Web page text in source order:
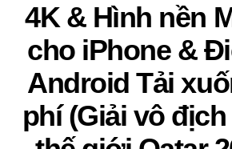
4K & Hình nền
cho iPhone &
Android Tải
phí (Giải vô